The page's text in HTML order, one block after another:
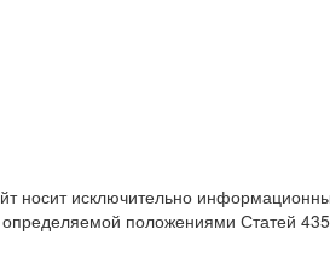
носит исключительно
положениями Статей